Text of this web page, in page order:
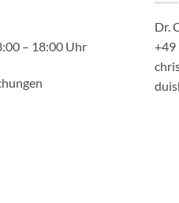
– 18:00 Uhr
Dr.
+49